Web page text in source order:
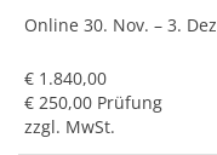
Online 30. Nov. – 3.
€ 1.840,00
€ 250,00 Prüfung
zzgl. MwSt.